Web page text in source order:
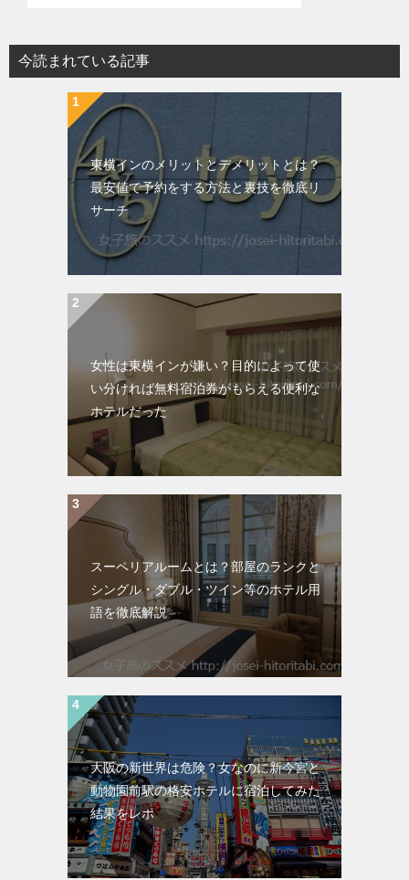
今読まれている記事
東横インのメリットとデメリットとは？
最安値で予約をする方法と裏技を徹底リ
サーチ
女性は東横インが嫌い？目的によって使
い分ければ無料宿泊券がもらえる便利な
ホテルだった
スーペリアルームとは？部屋のランクと
シングル・ダブル・ツイン等のホテル用
語を徹底解説
大阪の新世界は危険？女なのに新今宮と
動物園前駅の格安ホテルに宿泊してみた
結果をレポ